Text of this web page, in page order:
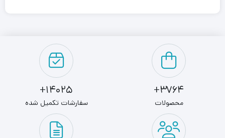
تعداد ماژول یک عدد
ظرفیت هر ماژول هشت گیگابایت
مشخصات فنی نوع حافظه
نوع ماژولDIMM
3764+
محصولات
14025+
سفارشات تکمیل شده